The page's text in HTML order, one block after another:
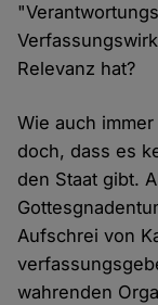
Relevanz hat?
Wie auch
doch, dass es
den Staat gibt.
Aufschrei von
wahrenden